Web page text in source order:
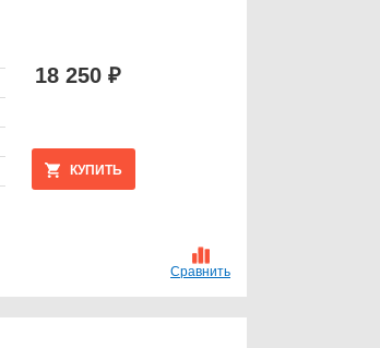
Сравнить
КУПИТЬ
18 250 ₽